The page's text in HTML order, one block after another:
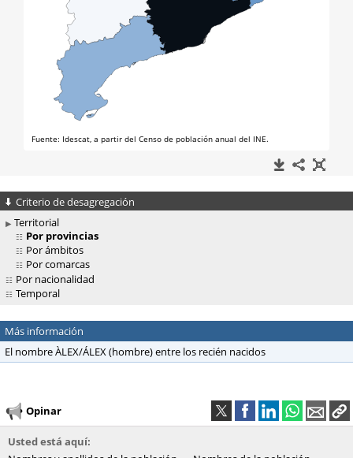
Criterio de desagregación
Territorial
Por provincias
Por ámbitos
Por comarcas
Por nacionalidad
Temporal
Más información
El nombre ÀLEX/ÁLEX (hombre) entre los recién nacidos
Opinar
Usted está aquí: